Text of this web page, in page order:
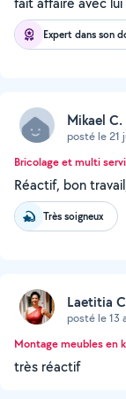
Expert dans son
Mikael C.
posté le 21
Bricolage et multi
Réactif, bon
Très soigneux
Laetitia
posté le 13
Montage meubles en
très réactif